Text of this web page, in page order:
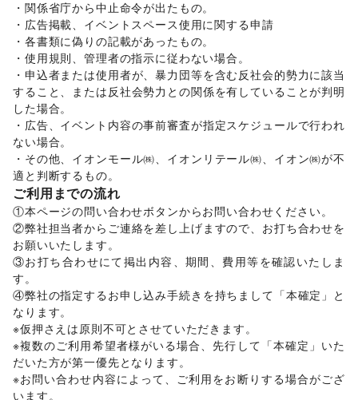
その他活動・個人
・関係省庁から中止命令が出たもの。
・広告掲載、イベントスペース使用に関する申請
・各書類に偽りの記載があったもの。
・使用規則、管理者の指示に従わない場合。
・申込者または使用者が、暴力団等を含む反社会的勢力に該当
すること、または反社会勢力との関係を有していることが判明
した場合。
・広告、イベント内容の事前審査が指定スケジュールで行われ
ない場合。
・その他、イオンモール㈱、イオンリテール㈱、イオン㈱が不
ご利用までの流れ
①本ページの問い合わせボタンからお問い合わせください。
②弊社担当者からご連絡を差し上げますので、お打ち合わせを
お願いいたします。
③お打ち合わせにて掲出内容、期間、費用等を確認いたしま
す。
④弊社の指定するお申し込み手続きを持ちまして「本確定」と
なります。
※仮押さえは原則不可とさせていただきます。
※複数のご利用希望者様がいる場合、先行して「本確定」いた
だいた方が第一優先となります。
※お問い合わせ内容によって、ご利用をお断りする場合がござ
います。